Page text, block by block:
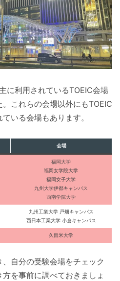
に利用されているTOEIC会場
これらの会場以外にもTOEIC
いる会場もあります。
会場
福岡大学
福岡女学院大学
福岡女子大学
九州大学伊都キャンパス
西南学院大学
九州工業大学 戸畑キャンパス
西日本工業大学 小倉キャンパス
久留米大学
自分の受験会場をチェック
を事前に調べておきましょ